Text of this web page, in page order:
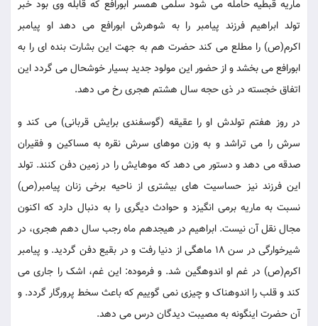
ماریه قبطیه حامله می شود سلمی همسر ابورافع که قابله وی بود خبر
تولد ابراهیم فرزند پیامبر را به شوهرش ابورافع می دهد او پیامبر
اکرم(ص) را مطلع می کند حضرت هم به جهت این بشارت بنده ای را به
ابورافع می بخشد و از حضور این مولود جدید بسیار خوشحال می گردد این
اتفاق خجسته در ذی حجه سال هشتم هجری رخ می دهد.
در روز هفتم تولدش او را عقیقه (گوسفندی برایش قربانی) می کند و
سرش را می تراشد و به وزن موهای سرش نقره به مساکین و فقیران
صدقه می دهد و دستور می دهد که موهایش را در زمین دفن کنند. تولد
این فرزند نیز حساسیت های بیشتری از ناحیه برخی زنان پیامبر(ص)
نسبت به ماریه برمی انگیزد و حوادث دیگری را به دنبال دارد که اکنون
مجال نقل آن نیست. ابراهیم در هیجدهم ماه رجب سال دهم هجری، در
شیرخوارگی در سن 18 ماهگی از دنیا رفت و در بقیع دفن گردید. و پیامبر
اکرم(ص) در غم او اندوهگین شد. و فرموده: این غم، اشک را جاری می
کند و قلب را اندوهناک و چیزی نمی گوییم که باعث سخط پرورگار گردد. و
آن حضرت اینگونه به مصیبت دیدگان درس می دهد.